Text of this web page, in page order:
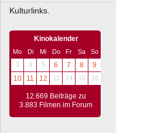
Kulturlinks.
Kinokalender
Mo Di Mi Do Fr Sa
So
3
4 5 6 7 8
9
10
11 12 13 14 15 16
12.669 Beiträge zu
3.883 Filmen im Forum